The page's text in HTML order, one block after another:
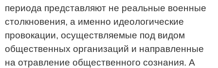
периода представляют не реальные военные
столкновения, а именно идеологические
провокации, осуществляемые под видом
общественных организаций и направленные
на отравление общественного сознания. А